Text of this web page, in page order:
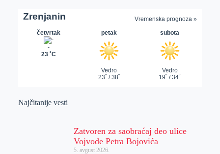
Najčitanije vesti
Zatvoren za saobraćaj deo ulice
Vojvode Petra Bojovića
5. avgust 2026.